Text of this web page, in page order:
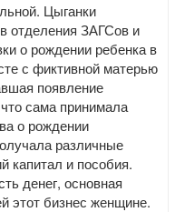
Цыганки
отделения ЗАГСов и
о рождении ребенка в
с фиктивной матерью
появление
сама принимала
о рождении
различные
капитал и пособия.
денег, основная
этот бизнес женщине.